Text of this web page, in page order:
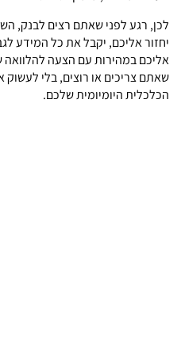
לכן, רגע לפני שאתם רצים לבנק,
יחזור אליכם, יקבל את כל המידע
אליכם במהירות עם הצעה
שאתם צריכים או רוצים, בלי
הכלכלית היומיומית שלכם.